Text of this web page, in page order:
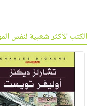
الكتب الأكثر شعبية لنفس